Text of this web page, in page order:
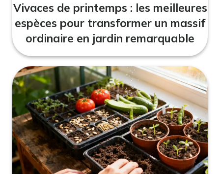
Vivaces de printemps : les meilleures
espèces pour transformer un massif
ordinaire en jardin remarquable